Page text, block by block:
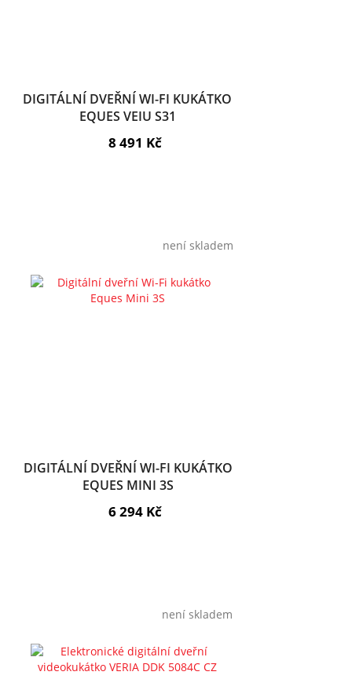
DIGITÁLNÍ DVEŘNÍ WI-FI KUKÁTKO
EQUES VEIU S31
8 491 Kč
není skladem
DIGITÁLNÍ DVEŘNÍ WI-FI KUKÁTKO
EQUES MINI 3S
6 294 Kč
není skladem